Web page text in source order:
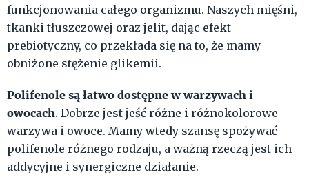
funkcjonowania całego organizmu. Naszych mięśni,
tkanki tłuszczowej oraz jelit, dając efekt
prebiotyczny, co przekłada się na to, że mamy
obniżone stężenie glikemii.
Polifenole są łatwo dostępne w warzywach i
owocach. Dobrze jest jeść różne i różnokolorowe
warzywa i owoce. Mamy wtedy szansę spożywać
polifenole różnego rodzaju, a ważną rzeczą jest ich
addycyjne i synergiczne działanie.